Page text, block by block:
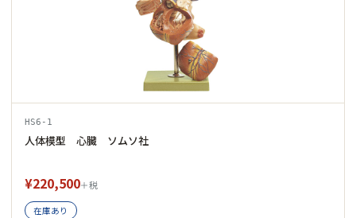
HS6-1
人体模型 心臓 ソムソ社
¥220,500＋税
在庫あり